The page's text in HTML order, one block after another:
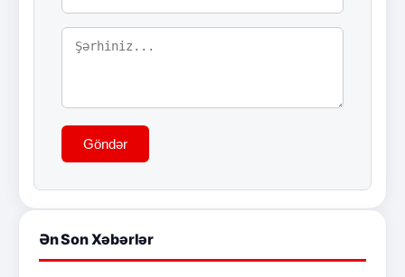
Göndər
Ən Son Xəbərlər